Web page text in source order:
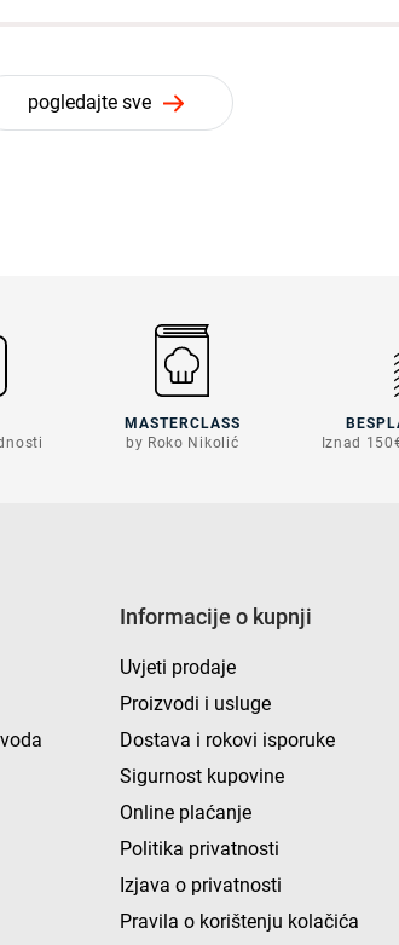
pogledajte sve
MASTERCLASS
by Roko Nikolić
Iznad
Informacije o kupnji
Uvjeti prodaje
Proizvodi i usluge
Dostava i rokovi isporuke
Sigurnost kupovine
Online plaćanje
Politika privatnosti
Izjava o privatnosti
Pravila o korištenju kolačića